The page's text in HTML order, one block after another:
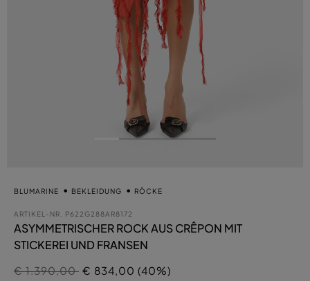
BLUMARINE BEKLEIDUNG RÖCKE
ARTIKEL-NR. P622G288AR8172
ASYMMETRISCHER ROCK AUS CRÊPON MIT
STICKEREI UND FRANSEN
Preis reduziert von
€ 1.390,00auf
€ 834,00 (40%)